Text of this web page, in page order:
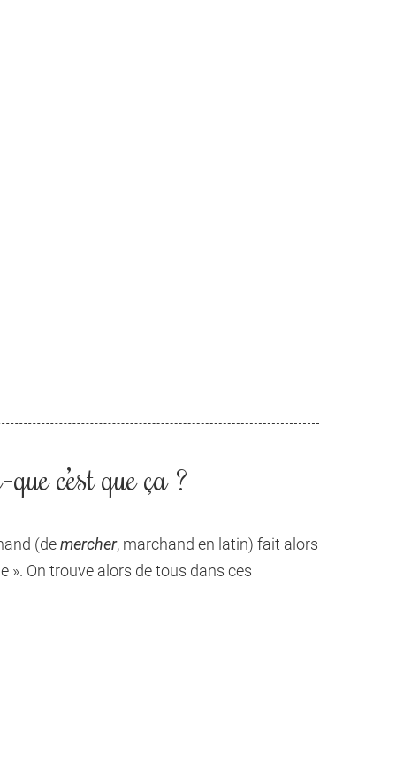
c’est que ça ?
(demercher, marchand en latin) fait alors
». On trouve alors de tous dans ces